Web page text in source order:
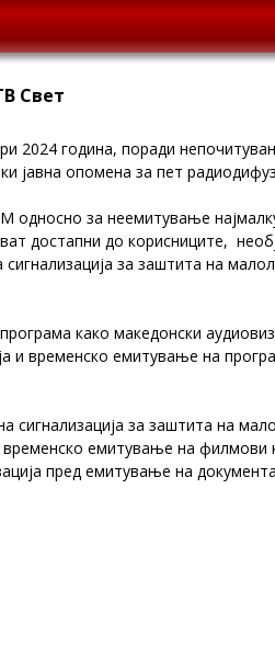
Свет
2024 година, поради
јавна опомена за пет
за неемитување
достапни до корисниците,
за заштита на
како македонски
и временско емитување на
за заштита на
емитување на филмови
пред емитување на